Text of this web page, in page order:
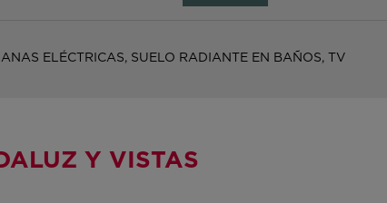
ELÉCTRICAS, SUELO RADIANTE EN BAÑOS, TV
Y VISTAS